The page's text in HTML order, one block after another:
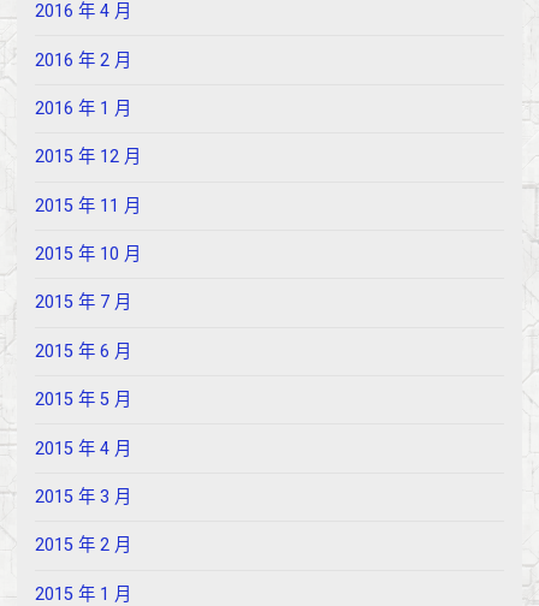
2016 年 4 月
2016 年 2 月
2016 年 1 月
2015 年 12 月
2015 年 11 月
2015 年 10 月
2015 年 7 月
2015 年 6 月
2015 年 5 月
2015 年 4 月
2015 年 3 月
2015 年 2 月
2015 年 1 月